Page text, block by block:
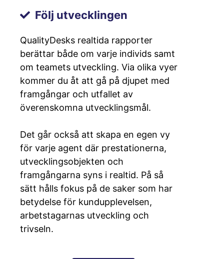
Följ utvecklingen
QualityDesks realtida rapporter
berättar både om varje individs samt
om teamets utveckling. Via olika vyer
kommer du åt att gå på djupet med
framgångar och utfallet av
överenskomna utvecklingsmål.
Det går också att skapa en egen vy
för varje agent där prestationerna,
utvecklingsobjekten och
framgångarna syns i realtid. På så
sätt hålls fokus på de saker som har
betydelse för kundupplevelsen,
arbetstagarnas utveckling och
trivseln.